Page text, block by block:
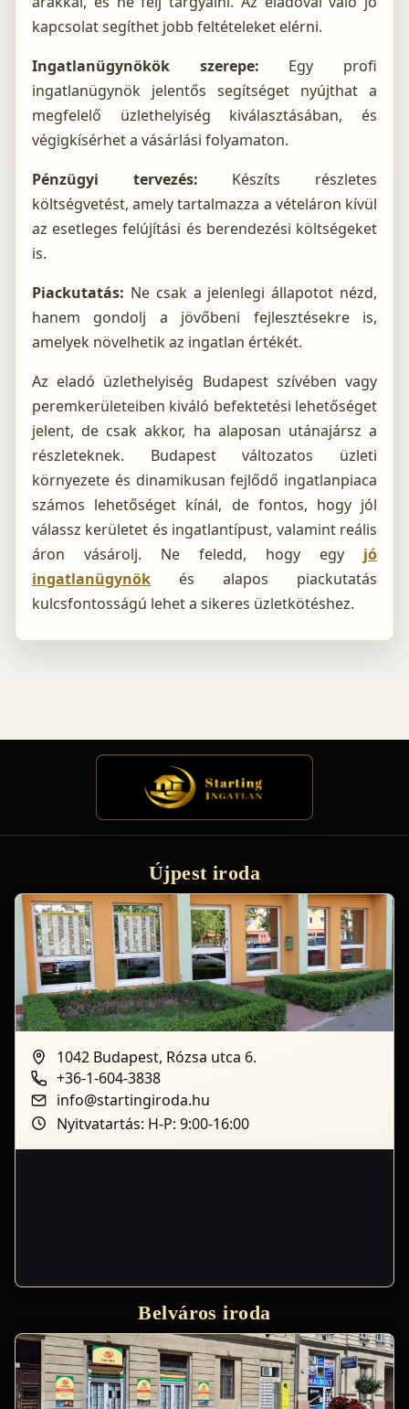
kapcsolat segíthet jobb feltételeket elérni.
Ingatlanügynökök szerepe: Egy profi
ingatlanügynök jelentős segítséget nyújthat a
megfelelő üzlethelyiség kiválasztásában, és
végigkísérhet a vásárlási folyamaton.
Pénzügyi tervezés: Készíts részletes
költségvetést, amely tartalmazza a vételáron kívül
az esetleges felújítási és berendezési költségeket
is.
Piackutatás: Ne csak a jelenlegi állapotot nézd,
hanem gondolj a jövőbeni fejlesztésekre is,
amelyek növelhetik az ingatlan értékét.
Az eladó üzlethelyiség Budapest szívében vagy
peremkerületeiben kiváló befektetési lehetőséget
jelent, de csak akkor, ha alaposan utánajársz a
részleteknek. Budapest változatos üzleti
környezete és dinamikusan fejlődő ingatlanpiaca
számos lehetőséget kínál, de fontos, hogy jól
válassz kerületet és ingatlantípust, valamint reális
áron vásárolj. Ne feledd, hogy egy
jó
ingatlanügynök és alapos piackutatás
kulcsfontosságú lehet a sikeres üzletkötéshez.
Újpest iroda
1042 Budapest, Rózsa utca 6.
+36-1-604-3838
info@startingiroda.hu
Nyitvatartás: H-P: 9:00-16:00
Belváros iroda